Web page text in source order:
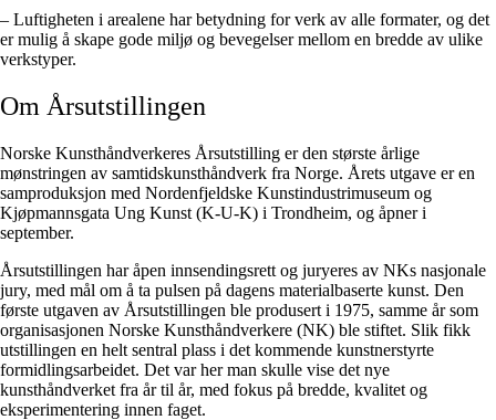
– Luftigheten i arealene har betydning for verk av alle formater, og det
er mulig å skape gode miljø og bevegelser mellom en bredde av ulike
verkstyper.
Om Årsutstillingen
Norske Kunsthåndverkeres Årsutstilling er den største årlige
mønstringen av samtidskunsthåndverk fra Norge. Årets utgave er en
samproduksjon med Nordenfjeldske Kunstindustrimuseum og
Kjøpmannsgata Ung Kunst (K-U-K) i Trondheim, og åpner i
september.
Årsutstillingen har åpen innsendingsrett og juryeres av NKs nasjonale
jury, med mål om å ta pulsen på dagens materialbaserte kunst. Den
første utgaven av Årsutstillingen ble produsert i 1975, samme år som
organisasjonen Norske Kunsthåndverkere (NK) ble stiftet. Slik fikk
utstillingen en helt sentral plass i det kommende kunstnerstyrte
formidlingsarbeidet. Det var her man skulle vise det nye
kunsthåndverket fra år til år, med fokus på bredde, kvalitet og
eksperimentering innen faget.